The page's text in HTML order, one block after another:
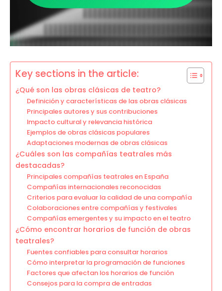
Key sections in the article:
¿Qué son las obras clásicas de teatro?
Definición y características de las obras clásicas
Principales autores y sus contribuciones
Impacto cultural y relevancia histórica
Ejemplos de obras clásicas populares
Adaptaciones modernas de obras clásicas
¿Cuáles son las compañías teatrales más
destacadas?
Principales compañías teatrales en España
Compañías internacionales reconocidas
Criterios para evaluar la calidad de una compañía
Colaboraciones entre compañías y festivales
Compañías emergentes y su impacto en el teatro
¿Cómo encontrar horarios de función de obras
teatrales?
Fuentes confiables para consultar horarios
Cómo interpretar la programación de funciones
Factores que afectan los horarios de función
Consejos para la compra de entradas